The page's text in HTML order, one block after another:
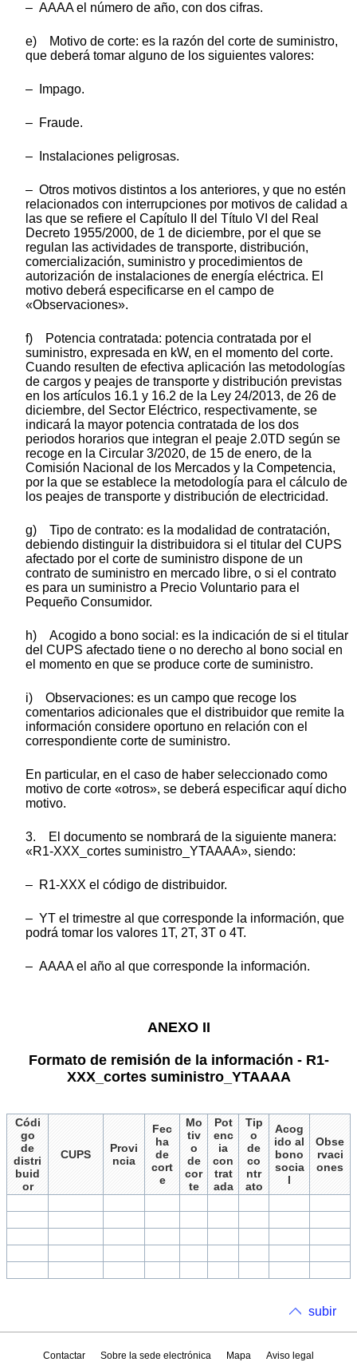
– AAAA el número de año, con dos cifras.
e) Motivo de corte: es la razón del corte de suministro,
que deberá tomar alguno de los siguientes valores:
– Impago.
– Fraude.
– Instalaciones peligrosas.
– Otros motivos distintos a los anteriores, y que no estén
relacionados con interrupciones por motivos de calidad a
las que se refiere el Capítulo II del Título VI del Real
Decreto 1955/2000, de 1 de diciembre, por el que se
regulan las actividades de transporte, distribución,
comercialización, suministro y procedimientos de
autorización de instalaciones de energía eléctrica. El
motivo deberá especificarse en el campo de
«Observaciones».
f) Potencia contratada: potencia contratada por el
suministro, expresada en kW, en el momento del corte.
Cuando resulten de efectiva aplicación las metodologías
de cargos y peajes de transporte y distribución previstas
en los artículos 16.1 y 16.2 de la Ley 24/2013, de 26 de
diciembre, del Sector Eléctrico, respectivamente, se
indicará la mayor potencia contratada de los dos
periodos horarios que integran el peaje 2.0TD según se
recoge en la Circular 3/2020, de 15 de enero, de la
Comisión Nacional de los Mercados y la Competencia,
por la que se establece la metodología para el cálculo de
los peajes de transporte y distribución de electricidad.
g) Tipo de contrato: es la modalidad de contratación,
debiendo distinguir la distribuidora si el titular del CUPS
afectado por el corte de suministro dispone de un
contrato de suministro en mercado libre, o si el contrato
es para un suministro a Precio Voluntario para el
Pequeño Consumidor.
h) Acogido a bono social: es la indicación de si el titular
del CUPS afectado tiene o no derecho al bono social en
el momento en que se produce corte de suministro.
i) Observaciones: es un campo que recoge los
comentarios adicionales que el distribuidor que remite la
información considere oportuno en relación con el
correspondiente corte de suministro.
En particular, en el caso de haber seleccionado como
motivo de corte «otros», se deberá especificar aquí dicho
motivo.
3. El documento se nombrará de la siguiente manera:
«R1-XXX_cortes suministro_YTAAAA», siendo:
– R1-XXX el código de distribuidor.
– YT el trimestre al que corresponde la información, que
podrá tomar los valores 1T, 2T, 3T o 4T.
– AAAA el año al que corresponde la información.
ANEXO II
Formato de remisión de la información - R1-
XXX_cortes suministro_YTAAAA
Códi
go
de
distri
buid
or
CUPS
Provi
ncia
Fec
ha
de
cort
e
Mo
tiv
o
de
cor
te
Pot
enc
ia
con
trat
ada
Tip
o
de
co
ntr
ato
Acog
ido al
bono
socia
l
Obse
rvaci
ones
subir
Contactar Sobre la sede electrónica Mapa
Aviso legal